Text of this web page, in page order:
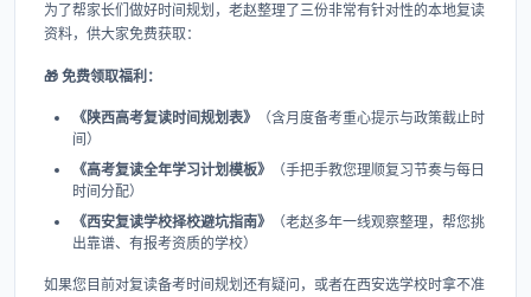
为了帮家长们做好时间规划，老赵整理了三份非常有针对性的本地复读
资料，供大家免费获取：
🎁 免费领取福利：
《陕西高考复读时间规划表》
（含月度备考重心提示与政策截止时
间）
《高考复读全年学习计划模板》
（手把手教您理顺复习节奏与每日
时间分配）
《西安复读学校择校避坑指南》
（老赵多年一线观察整理，帮您挑
出靠谱、有报考资质的学校）
如果您目前对复读备考时间规划还有疑问，或者在西安选学校时拿不准